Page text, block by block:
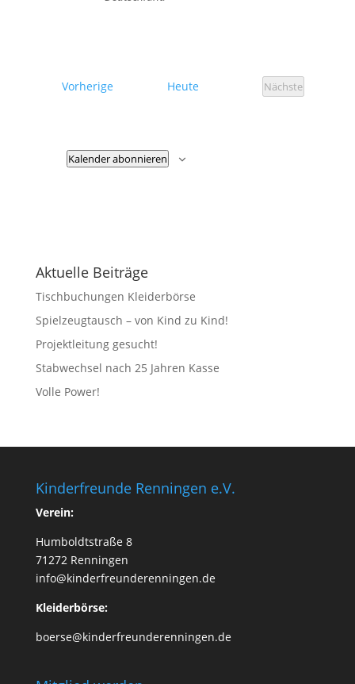
Vorherige Veranstaltungen
Heute
Nächste
Kalender abonnieren
Aktuelle Beiträge
Tischbuchungen Kleiderbörse
Spielzeugtausch – von Kind zu Kind!
Projektleitung gesucht!
Stabwechsel nach 25 Jahren Kasse
Volle Power!
Kinderfreunde Renningen e.V.
Verein:
Humboldtstraße 8
71272 Renningen
info@kinderfreunderenningen.de
Kleiderbörse:
boerse@kinderfreunderenningen.de